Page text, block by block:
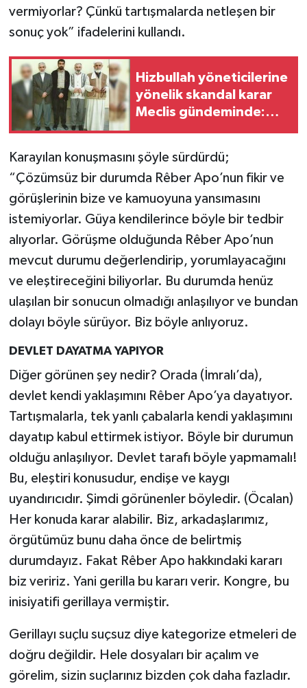
vermiyorlar? Çünkü tartışmalarda netleşen bir
sonuç yok” ifadelerini kullandı.
Hizbullah yöneticilerine
yönelik skandal karar
Meclis gündeminde:
Karayılan konuşmasını şöyle sürdürdü;
“Çözümsüz bir durumda Rêber Apo’nun fikir ve
görüşlerinin bize ve kamuoyuna yansımasını
istemiyorlar. Güya kendilerince böyle bir tedbir
alıyorlar. Görüşme olduğunda Rêber Apo’nun
mevcut durumu değerlendirip, yorumlayacağını
ve eleştireceğini biliyorlar. Bu durumda henüz
ulaşılan bir sonucun olmadığı anlaşılıyor ve bundan
dolayı böyle sürüyor. Biz böyle anlıyoruz.
DEVLET DAYATMA YAPIYOR
Diğer görünen şey nedir? Orada (İmralı’da),
devlet kendi yaklaşımını Rêber Apo’ya dayatıyor.
Tartışmalarla, tek yanlı çabalarla kendi yaklaşımını
dayatıp kabul ettirmek istiyor. Böyle bir durumun
olduğu anlaşılıyor. Devlet tarafı böyle yapmamalı!
Bu, eleştiri konusudur, endişe ve kaygı
uyandırıcıdır. Şimdi görünenler böyledir. (Öcalan)
Her konuda karar alabilir. Biz, arkadaşlarımız,
örgütümüz bunu daha önce de belirtmiş
durumdayız. Fakat Rêber Apo hakkındaki kararı
biz veririz. Yani gerilla bu kararı verir. Kongre, bu
inisiyatifi gerillaya vermiştir.
Gerillayı suçlu suçsuz diye kategorize etmeleri de
doğru değildir. Hele dosyaları bir açalım ve
görelim, sizin suçlarınız bizden çok daha fazladır.